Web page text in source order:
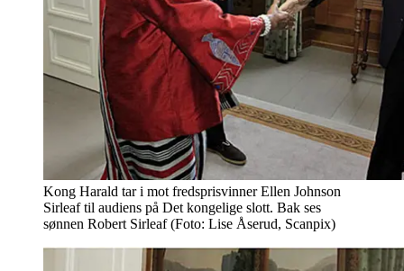
Kong Harald tar i mot fredsprisvinner Ellen Johnson
Sirleaf til audiens på Det kongelige slott. Bak ses
sønnen Robert Sirleaf (Foto: Lise Åserud, Scanpix)